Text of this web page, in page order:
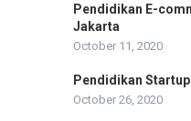
Pendidikan E-
Jakarta
October 11, 2020
Pendidikan
October 26, 2020